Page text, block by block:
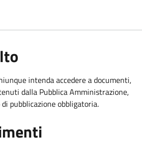
intenda accedere a documenti,
dalla Pubblica Amministrazione,
pubblicazione obbligatoria.